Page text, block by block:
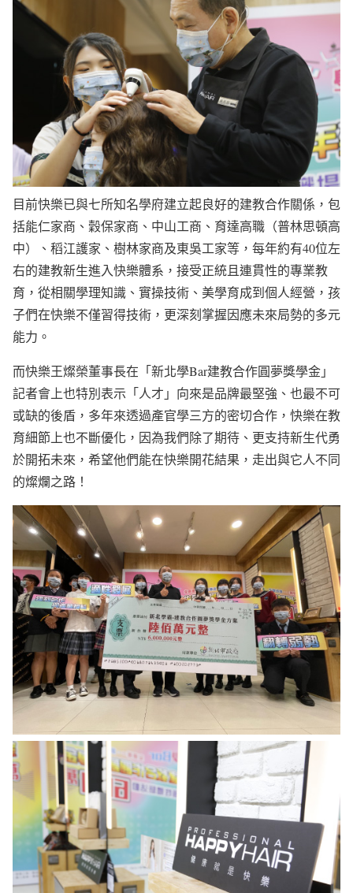
目前快樂已與七所知名學府建立起良好的建教合作關係，包
括能仁家商、穀保家商、中山工商、育達高職（普林思頓高
中）、稻江護家、樹林家商及東吳工家等，每年約有40位左
右的建教新生進入快樂體系，接受正統且連貫性的專業教
育，從相關學理知識、實操技術、美學育成到個人經營，孩
子們在快樂不僅習得技術，更深刻掌握因應未來局勢的多元
能力。
而快樂王燦榮董事長在「新北學Bar建教合作圓夢獎學金」
記者會上也特別表示「人才」向來是品牌最堅強、也最不可
或缺的後盾，多年來透過產官學三方的密切合作，快樂在教
育細節上也不斷優化，因為我們除了期待、更支持新生代勇
於開拓未來，希望他們能在快樂開花結果，走出與它人不同
的燦爛之路！